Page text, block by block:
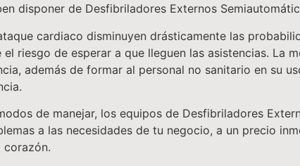
disponer de Desfibriladores Externos
cardiaco disminuyen drásticamente las
riesgo de esperar a que lleguen las asistencias. La
además de formar al personal no sanitario en su
de manejar, los equipos de Desfibriladores
a las necesidades de tu negocio, a un precio
corazón.